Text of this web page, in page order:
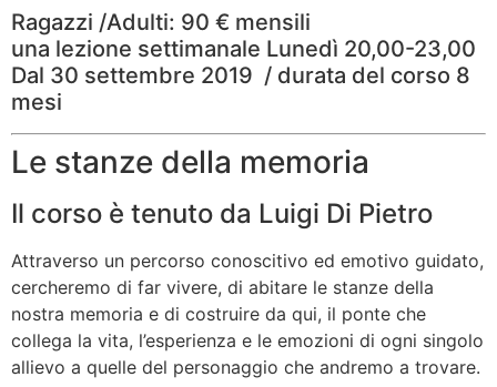
Ragazzi /Adulti: 90 € mensili
una lezione settimanale Lunedì 20,00-23,00
Dal 30 settembre 2019 / durata del corso 8
mesi
Le stanze della memoria
Il corso è tenuto da Luigi Di Pietro
Attraverso un percorso conoscitivo ed emotivo guidato,
cercheremo di far vivere, di abitare le stanze della
nostra memoria e di costruire da qui, il ponte che
collega la vita, l’esperienza e le emozioni di ogni singolo
allievo a quelle del personaggio che andremo a trovare.